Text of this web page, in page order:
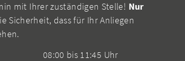
mit Ihrer zuständigen Stelle! Nur
Sicherheit, dass für Ihr Anliegen
08:00 bis 11:45 Uhr